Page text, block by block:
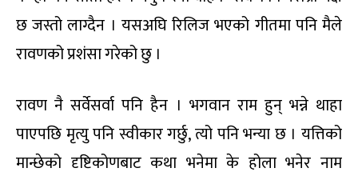
छ जस्तो लाग्दैन । यसअघि रिलिज भएको गीतमा पनि मैले
रावणको प्रशंसा गरेको छु ।
रावण नै सर्वेसर्वा पनि हैन । भगवान राम हुन् भन्ने थाहा
पाएपछि मृत्यु पनि स्वीकार गर्छु, त्यो पनि भन्या छ । यत्तिको
मान्छेको दृष्टिकोणबाट कथा भनेमा के होला भनेर नाम